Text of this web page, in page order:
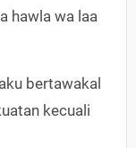
hawla wa laa
bertawakal
kecuali